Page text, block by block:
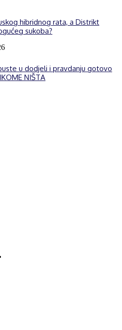
hibridnog rata, a Distrikt
sukoba?
u dodjeli i pravdanju gotovo
NIŠTA